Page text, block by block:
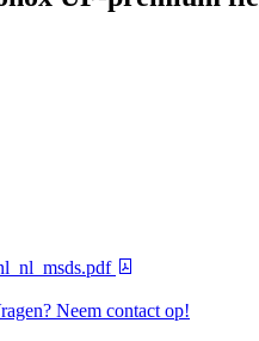
Neem contact op!